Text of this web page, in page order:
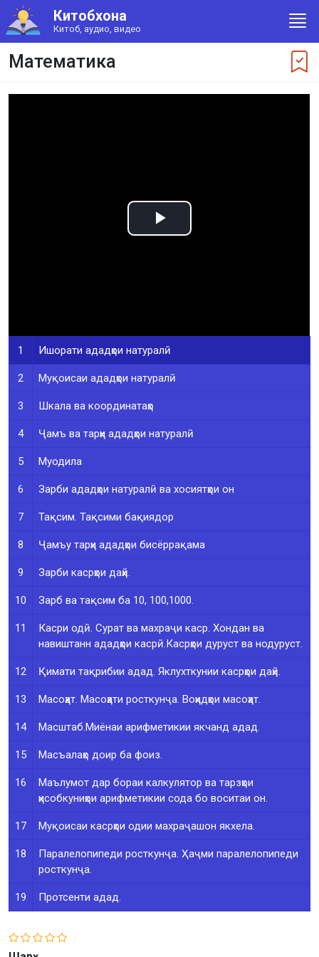
Китобхона
Китоб, аудио, видео
Математика
Play
1 Ишорати ададҳои натуралӣ
2 Муқоисаи ададҳои натуралӣ
3 Шкала ва координатаҳо
4 Ҷамъ ва тарҳи ададҳои натуралӣ
5 Муодила
6 Зарби ададҳои натуралӣ ва хосиятҳои он
7 Тақсим. Тақсими бақиядор
8 Ҷамъу тарҳи ададҳои бисёррақама
9 Зарби касрҳои даҳӣ.
10 Зарб ва тақсим ба 10, 100,1000.
11
Касри одӣ. Сурат ва махраҷи каср. Хондан ва
навиштанн ададҳои касрӣ.Касрҳои дуруст ва нодуруст.
12 Қимати тақрибии адад. Яклухткунии касрҳои даҳӣ.
13 Масоҳат. Масоҳати росткунҷа. Воҳидҳои масоҳат.
14 Масштаб.Миёнаи арифметикии якчанд адад.
15 Масъалаҳо доир ба фоиз.
16
Маълумот дар бораи калкулятор ва тарзҳои
ҳисобкуниҳои арифметикии сода бо воситаи он.
17 Муқоисаи касрҳои одии махраҷашон якхела.
18
Паралелопипеди росткунҷа. Ҳаҷми паралелопипеди
росткунҷа.
19 Протсенти адад.